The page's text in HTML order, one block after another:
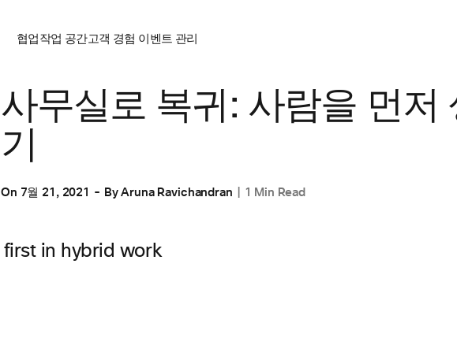
협업작업 공간고객 경험 이벤트 관리
사무실로 복귀: 사람을 먼저
기
On 7월 21, 2021 ByAruna Ravichandran 1 Min Read